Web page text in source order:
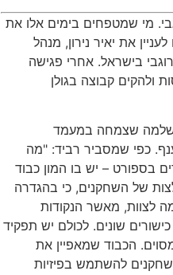
מי שמטפחים בימים אלו את
את יאיר נירון, מנהל
בישראל. אחרי פגישה
ולהקים קבוצה בגולן
שלמה שצמחה במעמד
כפי שמסביר רביד: "מה
בספורט – יש בו המון כבוד
של השחקנים, כי בהגדרה
לצוות, מאשר הנקודות
שונים. לכולם יש תפקיד
הכבוד שמאפיין את
להשתמש בפיזיות